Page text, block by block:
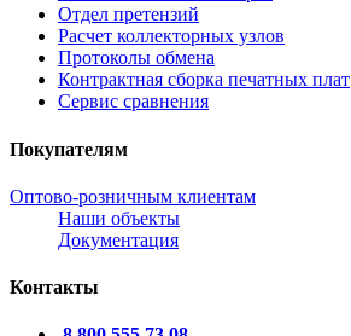
Отдел претензий
Расчет коллекторных узлов
Протоколы обмена
Контрактная сборка печатных плат
Сервис сравнения
Покупателям
Оптово-розничным клиентам
Наши объекты
Документация
Контакты